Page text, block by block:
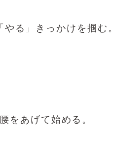
る」きっかけを掴む。
をあげて始める。